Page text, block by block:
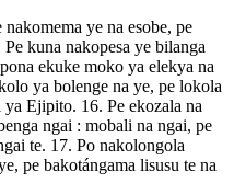
ye na esobe, pe
kuna nakopesa ye bilanga
ekuke moko ya elekya na
ya bolenge na ye, pe lokola
Ejipito. 16. Pe ekozala na
ngai : mobali na ngai, pe
te. 17. Po nakolongola
pe bakotángama lisusu te na